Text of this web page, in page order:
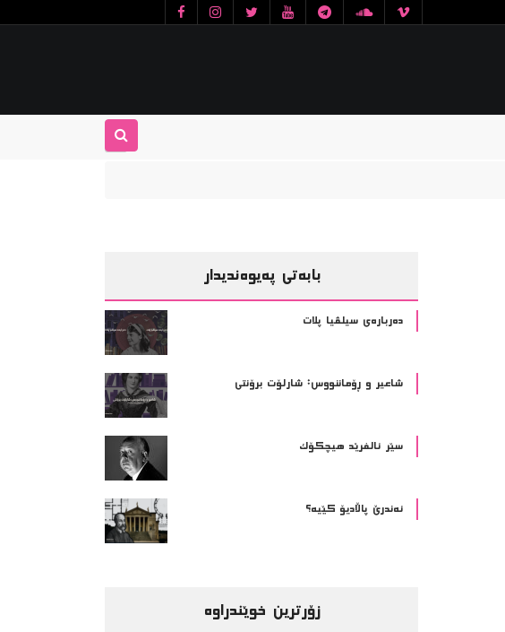
بابەتی پەیوەندیدار
دەربارەی سیلڤیا پلات
شاعیر و ڕۆماننووس: شارلۆت برۆنتی
سێر ئالفرێد هیچکۆک
ئەندرێ پاڵادیۆ کێیە؟
زۆرترین خوێندراوە